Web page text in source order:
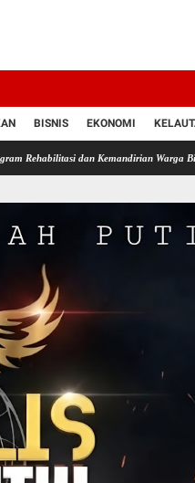
BISNIS EKONOMI
dan Kemandirian Warga Binaan Lapas